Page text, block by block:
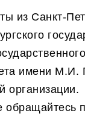
Санкт-
имени
организации.
обращайтесь